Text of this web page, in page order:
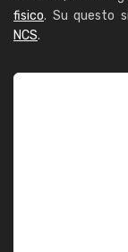
fisico. Su questo
NCS.